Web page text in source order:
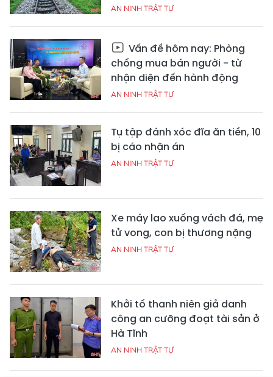
AN NINH TRẬT TỰ
Vấn đề hôm nay: Phòng
chống mua bán người - từ
nhận diện đến hành động
AN NINH TRẬT TỰ
Tụ tập đánh xóc đĩa ăn tiền, 10
bị cáo nhận án
AN NINH TRẬT TỰ
Xe máy lao xuống vách đá, mẹ
tử vong, con bị thương nặng
AN NINH TRẬT TỰ
Khởi tố thanh niên giả danh
công an cưỡng đoạt tài sản ở
Hà Tĩnh
AN NINH TRẬT TỰ